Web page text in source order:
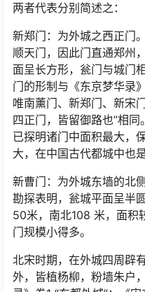
两者代表分别简述之：
新郑门：为外城之西正门
顺天门，因此门直通郑州
面呈长方形，瓮门与城门
门的形制与《东京梦华录
唯南薰门、新郑门、新宋
四正门，皆留御路也”相
已探明诸门中面积最大，
大，在中国古代都城中也
新曹门：为外城东墙的北
勘探表明，瓮城平面呈半
50米，南北108 米，面积
门规模小得多。
北宋时期，在外城四周辟
外，皆植杨柳，粉墙朱户